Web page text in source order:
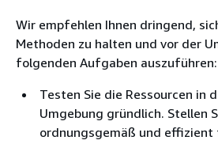
Wir empfehlen Ihnen dringend,
Methoden zu halten und vor der
folgenden Aufgaben auszuführen:
Testen Sie die Ressourcen in
Umgebung gründlich. Stellen
ordnungsgemäß und effizient